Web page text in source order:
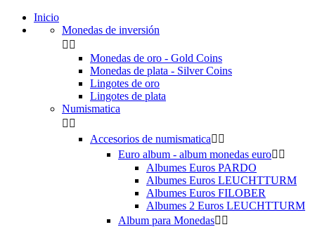
Inicio
Monedas de inversión
 
Monedas de oro - Gold Coins
Monedas de plata - Silver Coins
Lingotes de oro
Lingotes de plata
Numismatica
 
Accesorios de numismatica 
Euro album - album monedas euro 
Albumes Euros PARDO
Albumes Euros LEUCHTTURM
Albumes Euros FILOBER
Albumes 2 Euros LEUCHTTURM
Album para Monedas 